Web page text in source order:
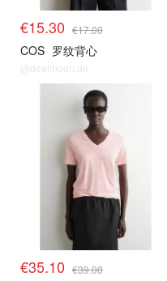
€15.30 €17.00
COS 罗纹背心
@dealmoon.de
€35.10 €39.00